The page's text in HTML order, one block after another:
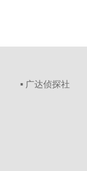
▪ 广达侦探社